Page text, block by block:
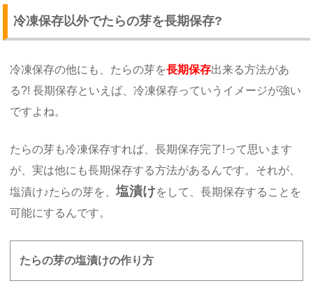
冷凍保存以外でたらの芽を長期保存?
冷凍保存の他にも、たらの芽を長期保存出来る方法があ
る?! 長期保存といえば、冷凍保存っていうイメージが強い
ですよね。
たらの芽も冷凍保存すれば、長期保存完了!って思います
が、実は他にも長期保存する方法があるんです。それが、
塩漬け♪たらの芽を、塩漬けをして、長期保存することを
可能にするんです。
たらの芽の塩漬けの作り方